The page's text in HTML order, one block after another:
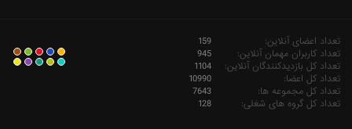
تعداد اعضای آنلاین:
159
تعداد کاربران مهمان آنلاین:
945
تعداد کل بازدیدکنندگان آنلاین:
1104
تعداد کل اعضا:
10990
تعداد کل مجموعه ها:
7643
تعداد کل گروه های شغلی:
128